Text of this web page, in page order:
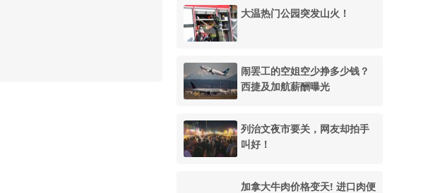
大温热门公园突发山火！
闹罢工的空姐空少挣多少钱？
西捷及加航薪酬曝光
列治文夜市要关，网友却拍手
叫好！
加拿大牛肉价格变天! 进口肉便